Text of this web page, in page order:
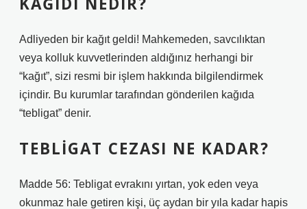
Adliyeden bir kağıt geldi! Mahkemeden, savcılıktan
veya kolluk kuvvetlerinden aldığınız herhangi bir
“kağıt”, sizi resmi bir işlem hakkında bilgilendirmek
içindir. Bu kurumlar tarafından gönderilen kağıda
“tebligat” denir.
TEBLIGAT CEZASI NE KADAR?
Madde 56: Tebligat evrakını yırtan, yok eden veya
okunmaz hale getiren kişi, üç aydan bir yıla kadar hapis